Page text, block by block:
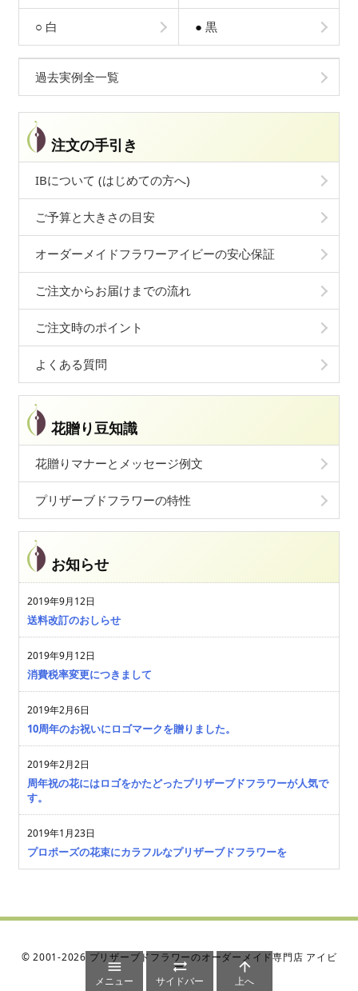
○ 白 ● 黒
過去実例全一覧
注文の手引き
IBについて (はじめての方へ)
ご予算と大きさの目安
オーダーメイドフラワーアイビーの安心保証
ご注文からお届けまでの流れ
ご注文時のポイント
よくある質問
花贈り豆知識
花贈りマナーとメッセージ例文
プリザーブドフラワーの特性
お知らせ
2019年9月12日
送料改訂のおしらせ
2019年9月12日
消費税率変更につきまして
2019年2月6日
10周年のお祝いにロゴマークを贈りました。
2019年2月2日
周年祝の花にはロゴをかたどったプリザーブドフラワーが人気で
す。
2019年1月23日
プロポーズの花束にカラフルなプリザーブドフラワーを
©2001-2026 プリザーブドフラワーのオーダーメイド専門店 アイビ
ー

メニュー

サイドバー

上へ